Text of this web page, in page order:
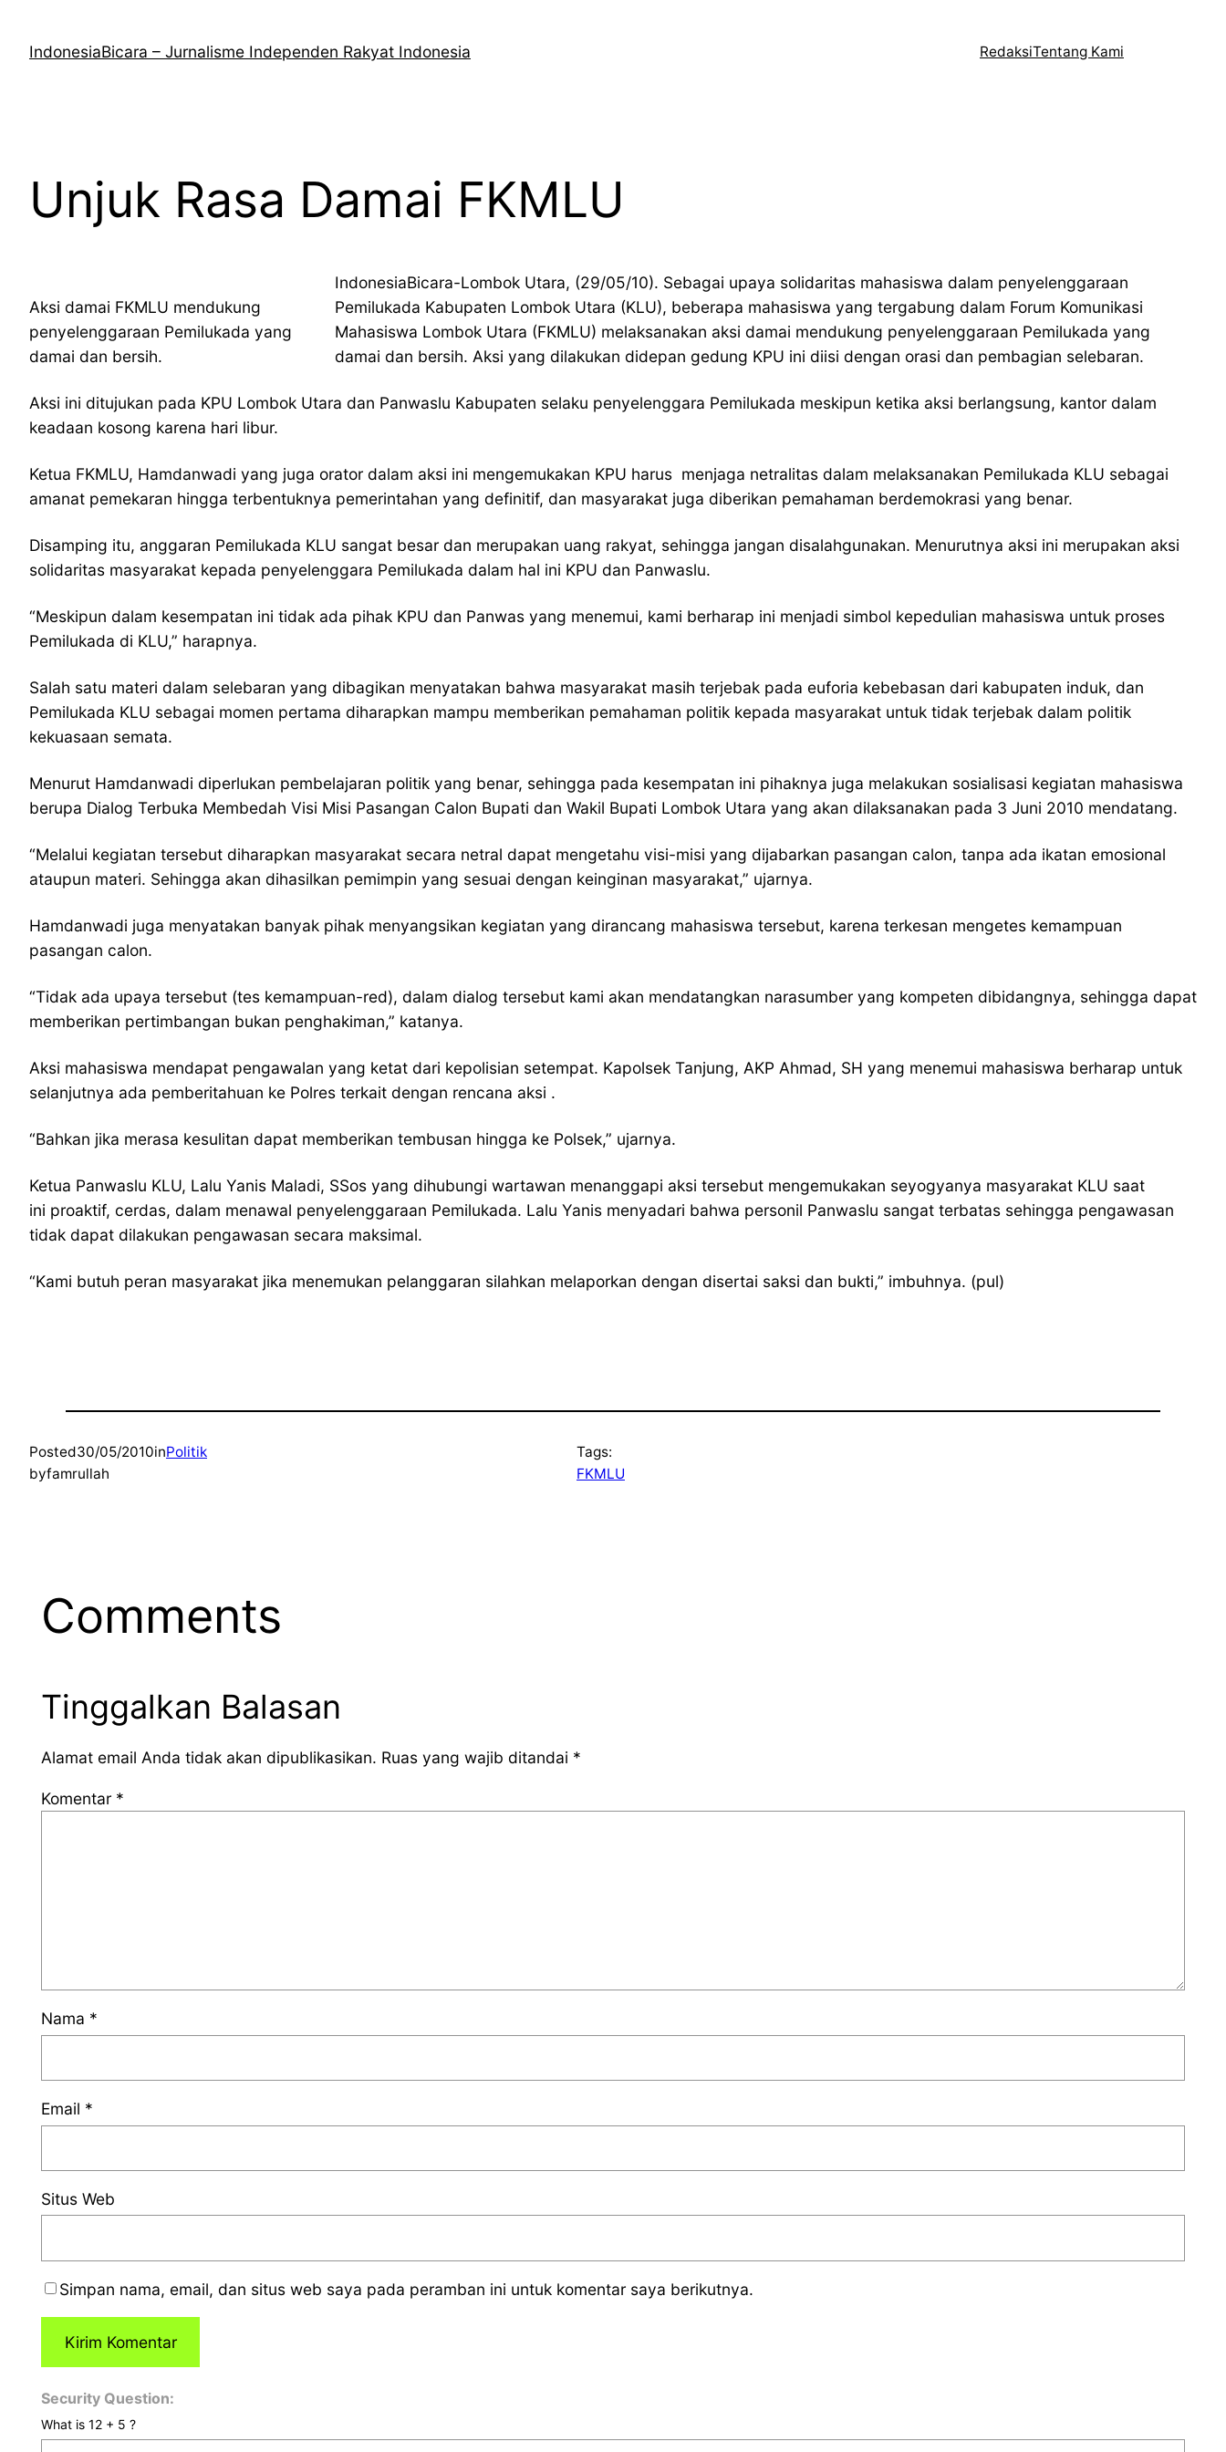
kontenIndonesiaBicara – Jurnalisme Independen Rakyat Indonesia RedaksiTentang Kami
Unjuk Rasa Damai FKMLU
Aksi damai FKMLU mendukung
penyelenggaraan Pemilukada yang
damai dan bersih.
IndonesiaBicara-Lombok Utara, (29/05/10). Sebagai upaya solidaritas mahasiswa dalam penyelenggaraan
Pemilukada Kabupaten Lombok Utara (KLU), beberapa mahasiswa yang tergabung dalam Forum Komunikasi
Mahasiswa Lombok Utara (FKMLU) melaksanakan aksi damai mendukung penyelenggaraan Pemilukada yang
damai dan bersih. Aksi yang dilakukan didepan gedung KPU ini diisi dengan orasi dan pembagian selebaran.
Aksi ini ditujukan pada KPU Lombok Utara dan Panwaslu Kabupaten selaku penyelenggara Pemilukada meskipun ketika aksi berlangsung, kantor dalam
keadaan kosong karena hari libur.
Ketua FKMLU, Hamdanwadi yang juga orator dalam aksi ini mengemukakan KPU harus menjaga netralitas dalam melaksanakan Pemilukada KLU sebagai
amanat pemekaran hingga terbentuknya pemerintahan yang definitif, dan masyarakat juga diberikan pemahaman berdemokrasi yang benar.
Disamping itu, anggaran Pemilukada KLU sangat besar dan merupakan uang rakyat, sehingga jangan disalahgunakan. Menurutnya aksi ini merupakan aksi
solidaritas masyarakat kepada penyelenggara Pemilukada dalam hal ini KPU dan Panwaslu.
“Meskipun dalam kesempatan ini tidak ada pihak KPU dan Panwas yang menemui, kami berharap ini menjadi simbol kepedulian mahasiswa untuk proses
Pemilukada di KLU,” harapnya.
Salah satu materi dalam selebaran yang dibagikan menyatakan bahwa masyarakat masih terjebak pada euforia kebebasan dari kabupaten induk, dan
Pemilukada KLU sebagai momen pertama diharapkan mampu memberikan pemahaman politik kepada masyarakat untuk tidak terjebak dalam politik
kekuasaan semata.
Menurut Hamdanwadi diperlukan pembelajaran politik yang benar, sehingga pada kesempatan ini pihaknya juga melakukan sosialisasi kegiatan mahasiswa
berupa Dialog Terbuka Membedah Visi Misi Pasangan Calon Bupati dan Wakil Bupati Lombok Utara yang akan dilaksanakan pada 3 Juni 2010 mendatang.
“Melalui kegiatan tersebut diharapkan masyarakat secara netral dapat mengetahu visi-misi yang dijabarkan pasangan calon, tanpa ada ikatan emosional
ataupun materi. Sehingga akan dihasilkan pemimpin yang sesuai dengan keinginan masyarakat,” ujarnya.
Hamdanwadi juga menyatakan banyak pihak menyangsikan kegiatan yang dirancang mahasiswa tersebut, karena terkesan mengetes kemampuan
pasangan calon.
“Tidak ada upaya tersebut (tes kemampuan-red), dalam dialog tersebut kami akan mendatangkan narasumber yang kompeten dibidangnya, sehingga dapat
memberikan pertimbangan bukan penghakiman,” katanya.
Aksi mahasiswa mendapat pengawalan yang ketat dari kepolisian setempat. Kapolsek Tanjung, AKP Ahmad, SH yang menemui mahasiswa berharap untuk
selanjutnya ada pemberitahuan ke Polres terkait dengan rencana aksi .
“Bahkan jika merasa kesulitan dapat memberikan tembusan hingga ke Polsek,” ujarnya.
Ketua Panwaslu KLU, Lalu Yanis Maladi, SSos yang dihubungi wartawan menanggapi aksi tersebut mengemukakan seyogyanya masyarakat KLU saat
ini proaktif, cerdas, dalam menawal penyelenggaraan Pemilukada. Lalu Yanis menyadari bahwa personil Panwaslu sangat terbatas sehingga pengawasan
tidak dapat dilakukan pengawasan secara maksimal.
“Kami butuh peran masyarakat jika menemukan pelanggaran silahkan melaporkan dengan disertai saksi dan bukti,” imbuhnya. (pul)
Posted30/05/2010inPolitik
byfamrullah
Tags:
FKMLU
Comments
Tinggalkan Balasan
Alamat email Anda tidak akan dipublikasikan. Ruas yang wajib ditandai *
Komentar *
Nama *
Email *
Situs Web
Simpan nama, email, dan situs web saya pada peramban ini untuk komentar saya berikutnya.
Security Question:
What is 12 + 5 ?